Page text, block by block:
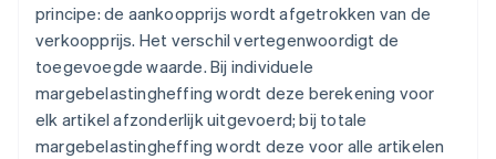
principe: de aankoopprijs wordt afgetrokken van de
verkoopprijs. Het verschil vertegenwoordigt de
toegevoegde waarde. Bij individuele
margebelastingheffing wordt deze berekening voor
elk artikel afzonderlijk uitgevoerd; bij totale
margebelastingheffing wordt deze voor alle artikelen